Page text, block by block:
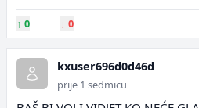
↑ 0 ↓ 0
kxuser696d0d46d
prije 1 sedmicu